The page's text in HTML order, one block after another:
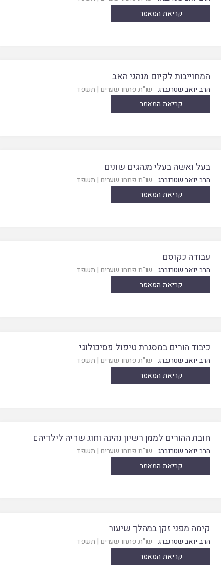
קריאת המאמר
המחוייבות לקיום מנהגי האב
הרב יואב שטרנברג שו"ת פתחו שערים | תשפד
קריאת המאמר
בעל ואשה בעלי מנהגים שונים
הרב יואב שטרנברג שו"ת פתחו שערים | תשפד
קריאת המאמר
עבודה כקוסם
הרב יואב שטרנברג שו"ת פתחו שערים | תשפד
קריאת המאמר
כיבוד הורים במסגרת טיפול פסיכולוגי
הרב יואב שטרנברג שו"ת פתחו שערים | תשפד
קריאת המאמר
חובת ההורים לממן רשיון נהיגה וחוג שחיה לילדיהם
הרב יואב שטרנברג שו"ת פתחו שערים | תשפד
קריאת המאמר
קימה מפני זקן במהלך שיעור
הרב יואב שטרנברג שו"ת פתחו שערים | תשפד
קריאת המאמר